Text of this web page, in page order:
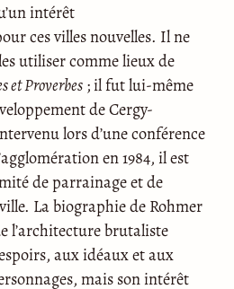
intérêt
ces villes nouvelles. Il ne
utiliser comme lieux de
et Proverbes ; il fut lui-même
de Cergy-
lors d’une conférence
en 1984, il est
de parrainage et de
La biographie de Rohmer
l’architecture brutaliste
aux idéaux et aux
mais son intérêt